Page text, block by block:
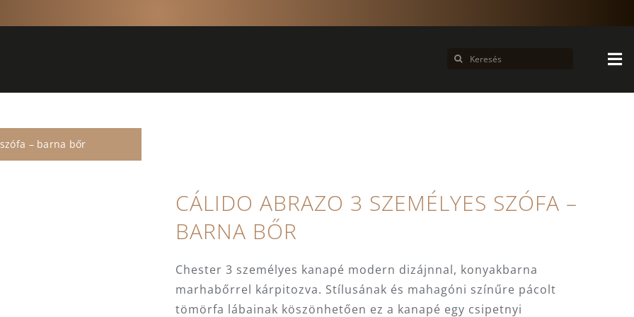
Keresés...
– barna bőr
CÁLIDO ABRAZO 3 SZEMÉLYES SZÓFA –
BARNA BŐR
Chester 3 személyes kanapé modern dizájnnal, konyakbarna
marhabőrrel kárpitozva. Stílusának és mahagóni színűre pácolt
tömörfa lábainak köszönhetően ez a kanapé egy csipetnyi